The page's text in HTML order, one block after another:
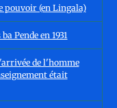
pouvoir (en Lingala)
Pende en 1931
de l'homme
était